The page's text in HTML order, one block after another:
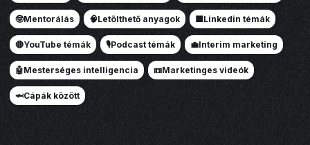
🤓Mentorálás 🧠Letölthető anyagok 🟦Linkedin témák
🔴YouTube témák 🎙️Podcast témák 💼Interim marketing
🤖Mesterséges intelligencia 📼Marketinges videók
🦈Cápák között